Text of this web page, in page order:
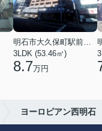
明石市大久保町駅前２丁目
3LDK (53.46㎡)
8.7万円
ヨーロピアン西明石